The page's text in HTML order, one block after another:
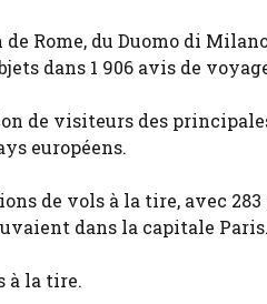
Rome, du Duomo di
dans 1 906 avis de
de visiteurs des
européens.
de vols à la tire, avec
dans la capitale Paris.
à la tire.